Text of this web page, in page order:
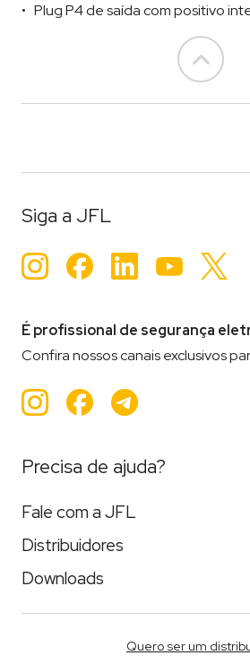
Plug P4 de saída com positivo
Go to
Siga a JFL
Instagram
Facebook
LinkedIn
É profissional de segurança
Confira nossos canais exclusivos
Instagram
Facebook
Teleram
Precisa de ajuda?
Fale com a JFL
Distribuidores
Downloads
Quero ser um